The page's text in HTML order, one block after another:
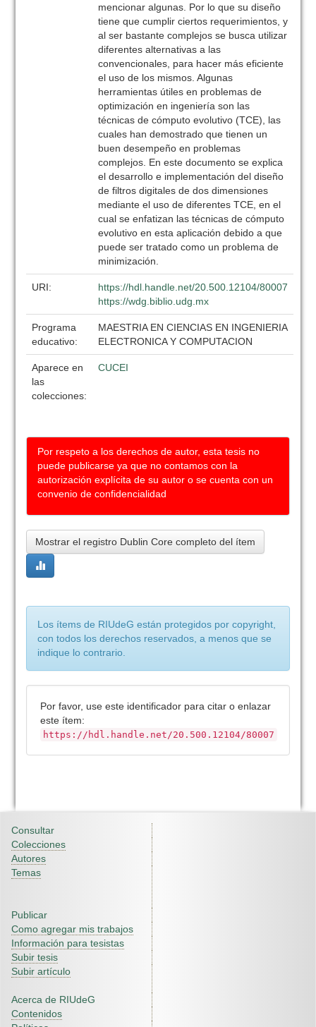
mencionar algunas. Por lo que su diseño
tiene que cumplir ciertos requerimientos, y
al ser bastante complejos se busca utilizar
diferentes alternativas a las
convencionales, para hacer más eficiente
el uso de los mismos. Algunas
herramientas útiles en problemas de
optimización en ingeniería son las
técnicas de cómputo evolutivo (TCE), las
cuales han demostrado que tienen un
buen desempeño en problemas
complejos. En este documento se explica
el desarrollo e implementación del diseño
de filtros digitales de dos dimensiones
mediante el uso de diferentes TCE, en el
cual se enfatizan las técnicas de cómputo
evolutivo en esta aplicación debido a que
puede ser tratado como un problema de
minimización.
URI:
https://hdl.handle.net/20.500.12104/80007
https://wdg.biblio.udg.mx
Programa
educativo:
MAESTRIA EN CIENCIAS EN INGENIERIA
ELECTRONICA Y COMPUTACION
Aparece en
las
colecciones:
CUCEI
Por respeto a los derechos de autor, esta tesis no
puede publicarse ya que no contamos con la
autorización explícita de su autor o se cuenta con un
convenio de confidencialidad
Mostrar el registro Dublin Core completo del ítem
Los ítems de RIUdeG están protegidos por copyright,
con todos los derechos reservados, a menos que se
indique lo contrario.
Por favor, use este identificador para citar o enlazar
este ítem:
https://hdl.handle.net/20.500.12104/80007
Consultar
Colecciones
Autores
Temas
Publicar
Como agregar mis trabajos
Información para tesistas
Subir tesis
Subir artículo
Acerca de RIUdeG
Contenidos